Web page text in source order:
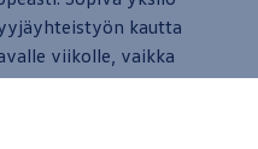
kautta
viikolle, vaikka
muuten ollut paras